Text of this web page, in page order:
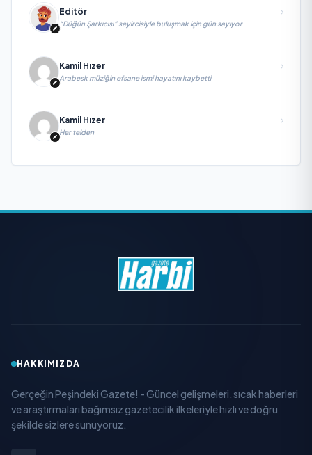
Editör
“Düğün Şarkıcısı” seyircisiyle buluşmak için gün sayıyor
Kamil Hızer
Arabesk müziğin efsane ismi hayatını kaybetti
Kamil Hızer
Her telden
HAKKIMIZDA
Gerçeğin Peşindeki Gazete! - Güncel gelişmeleri, sıcak haberleri
ve araştırmaları bağımsız gazetecilik ilkeleriyle hızlı ve doğru
şekilde sizlere sunuyoruz.